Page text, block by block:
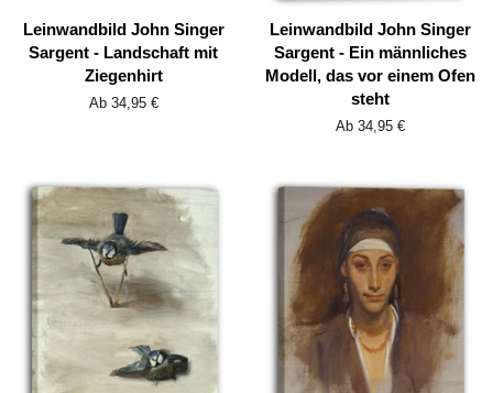
Leinwandbild John Singer
Sargent - Landschaft mit
Ziegenhirt
Ab 34,95 €
Leinwandbild John Singer
Sargent - Ein männliches
Modell, das vor einem Ofen
steht
Ab 34,95 €